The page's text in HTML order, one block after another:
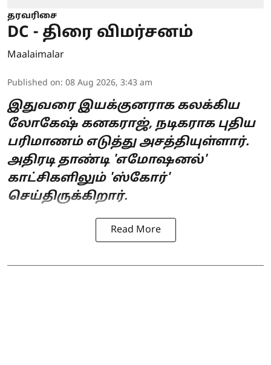
தரவரிசை
DC - திரை விமர்சனம்
Maalaimalar
Published on: 08 Aug 2026, 3:43 am
இதுவரை இயக்குனராக கலக்கிய
லோகேஷ் கனகராஜ், நடிகராக புதிய
பரிமாணம் எடுத்து அசத்தியுள்ளார்.
அதிரடி தாண்டி 'எமோஷனல்'
காட்சிகளிலும் 'ஸ்கோர்'
செய்திருக்கிறார்.
Read More